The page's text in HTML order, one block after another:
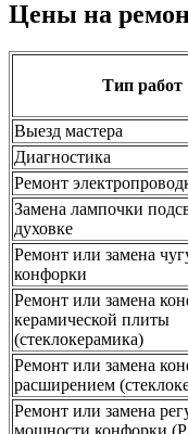
Цены на
Тип работ
Выезд мастера
Диагностика
Ремонт
Замена лампочки
духовке
Ремонт или замена
конфорки
Ремонт или замена
керамической плиты
(стеклокерамика)
Ремонт или замена
расширением
Ремонт или замена
мощности конфорки